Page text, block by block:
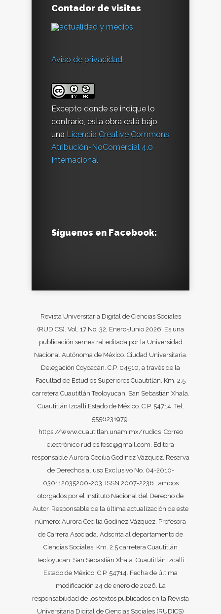
Contador de visitas
Aviso de privacidad
Excepto donde se indique lo
contrario, esta obra está bajo
una Licencia Creative Commons
Atribución-NoComercial 4.0
Internacional
Síguenos en Facebook:
Revista Universitaria Digital de Ciencias Sociales
(RUDICS). Vol. 17 No. 32, Enero-Junio 2026. Es una
publicación semestral editada por la Universidad
Nacional Autónoma de México. Ciudad Universitaria.
Delegación Coyoacán. C.P. 04510, a través de la
Facultad de Estudios Superiores Cuautitlán. Km. 2.5
carretera Cuautitlán Teoloyucan. San Sebastián Xhala.
Cuautitlán Izcalli Estado de México. C.P. 54714, Tel.
5556231979.
https://www.cuautitlan.unam.mx/rudics .Correo
electrónico rudics.fesc@gmail.com. Editora
responsable Aurora Cecilia Godínez Vázquez. Reserva
de Derechos al uso Exclusivo No. 04-2010-
030112035200-203. ISSN 2007-2236 , ambos
otorgados por el Instituto Nacional del Derecho de
Autor. Responsable de la última actualización de este
número: Aurora Cecilia Godínez Vázquez, Profesora
de Carrera Asociada. Adscrita al departamento de
Ciencias Sociales. Km. 2.5 carretera Cuautitlán
Teoloyucan. San Sebastián Xhala. Cuautitlán Izcalli
Estado de México. C.P. 54714. Fecha de última
modificación 24 de enero de 2026. La
responsabilidad de los textos publicados en la Revista
Universitaria Digital de Ciencias Sociales (RUDICS)